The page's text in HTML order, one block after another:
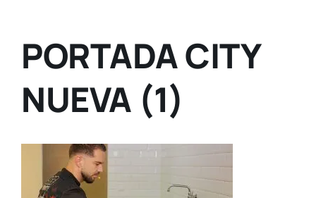
PORTADA CITY
NUEVA (1)